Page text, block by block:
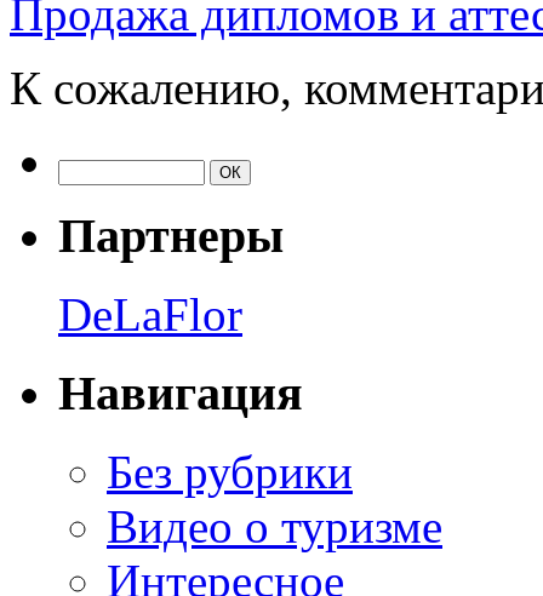
Продажа дипломов и
К сожалению,
Партнеры
DeLaFlor
Навигация
Без рубрики
Видео о туризме
Интересное